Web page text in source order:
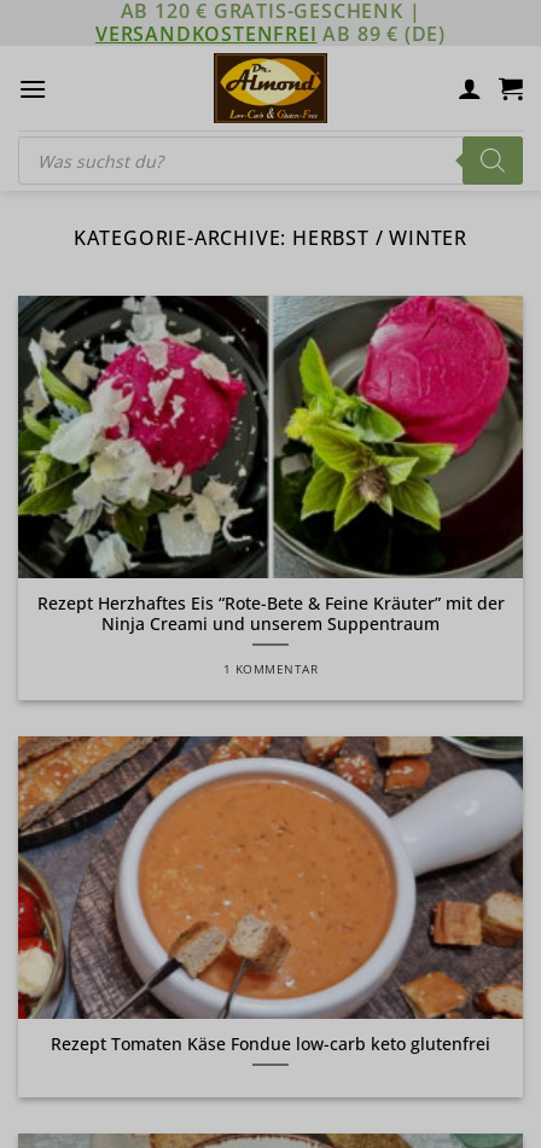
AB 120 € GRATIS-GESCHENK |
VERSANDKOSTENFREI AB 89 € (DE)
Products
search
KATEGORIE-ARCHIVE: HERBST / WINTER
Rezept Herzhaftes Eis “Rote-Bete & Feine Kräuter” mit der
Ninja Creami und unserem Suppentraum
1 KOMMENTAR
Rezept Tomaten Käse Fondue low-carb keto glutenfrei